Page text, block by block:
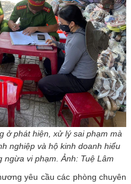
ở phát hiện, xử lý sai phạm mà
nghiệp và hộ kinh doanh hiểu
ngừa vi phạm. Ảnh: Tuệ Lâm
yêu cầu các phòng chuyên